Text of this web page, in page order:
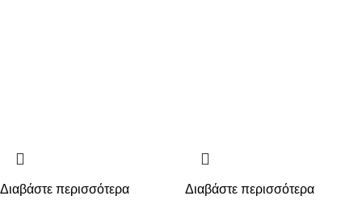
Διαβάστε περισσότερα Διαβάστε περισσότερα